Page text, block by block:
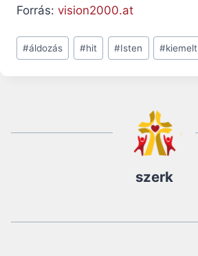
Forrás: vision2000.at
Post
Tags:
#áldozás #hit #Isten #kiemelt
szerk